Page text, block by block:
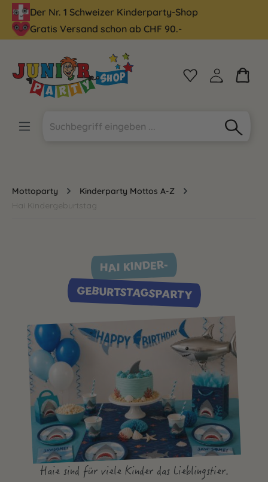
springen
Der Nr. 1 Schweizer Kinderparty-Shop
Gratis Versand schon ab CHF 90.-
Mottoparty
Kinderparty Mottos A-Z
Hai Kindergeburtstag
HAI KINDER-
GEBURTSTAGSPARTY
Haie sind für viele Kinder das Lieblingstier.